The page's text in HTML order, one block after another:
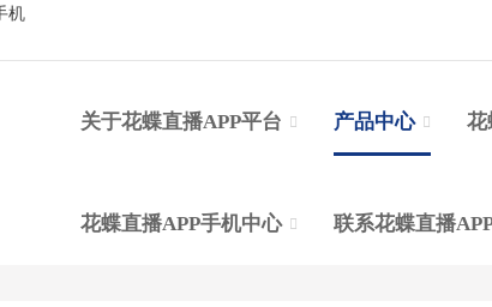
机
关于花蝶直播APP平台 产品中心 花
花蝶直播APP手机中心 联系花蝶直播